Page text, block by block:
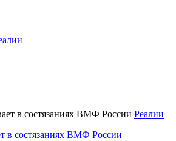
Реалии
в состязаниях ВМФ России